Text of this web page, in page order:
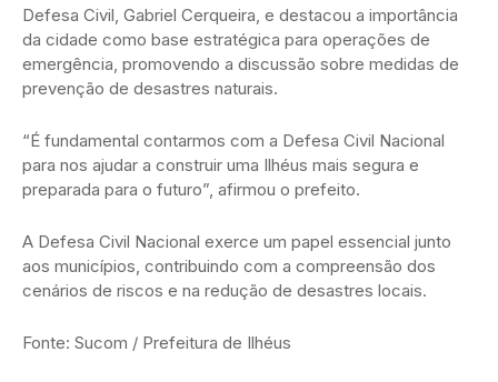
Defesa Civil, Gabriel Cerqueira, e destacou a importância
da cidade como base estratégica para operações de
emergência, promovendo a discussão sobre medidas de
prevenção de desastres naturais.
“É fundamental contarmos com a Defesa Civil Nacional
para nos ajudar a construir uma Ilhéus mais segura e
preparada para o futuro”, afirmou o prefeito.
A Defesa Civil Nacional exerce um papel essencial junto
aos municípios, contribuindo com a compreensão dos
cenários de riscos e na redução de desastres locais.
Fonte: Sucom / Prefeitura de Ilhéus